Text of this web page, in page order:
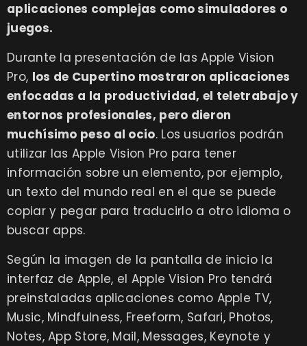
aplicaciones complejas como simuladores o
juegos.
Durante la presentación de las Apple Vision
Pro, los de Cupertino mostraron aplicaciones
enfocadas a la productividad, el teletrabajo y
entornos profesionales, pero dieron
muchísimo peso al ocio. Los usuarios podrán
utilizar las Apple Vision Pro para tener
información sobre un elemento, por ejemplo,
un texto del mundo real en el que se puede
copiar y pegar para traducirlo a otro idioma o
buscar apps.
Según la imagen de la pantalla de inicio la
interfaz de Apple, el Apple Vision Pro tendrá
preinstaladas aplicaciones como Apple TV,
Music, Mindfulness, Freeform, Safari, Photos,
Notes, App Store, Mail, Messages, Keynote y